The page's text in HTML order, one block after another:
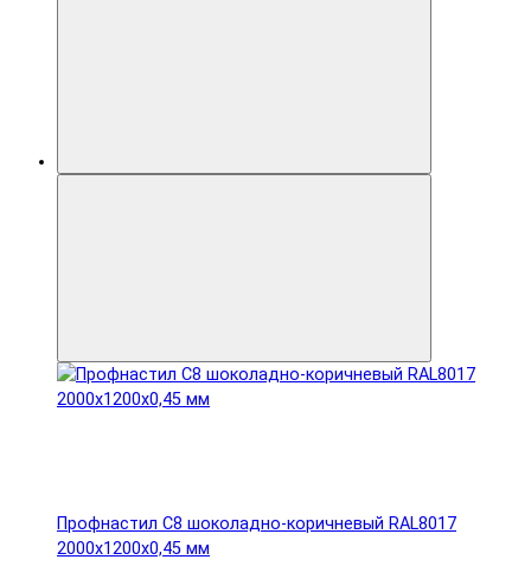
Профнастил С8 шоколадно-коричневый RAL8017
2000х1200х0,45 мм